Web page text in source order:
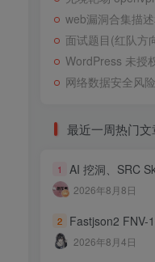
web漏洞合集描
面试题目(红队方
WordPress 未授
网络数据安全风
最近一周热门文
1 AI 挖洞、SRC
2026年8月8日
2 Fastjson2 FNV-1a 哈希
2026年8月4日